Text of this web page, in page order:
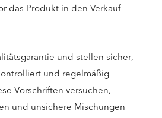
das Produkt in den Verkauf
und stellen sicher,
und regelmäßig
Vorschriften versuchen,
und unsichere Mischungen